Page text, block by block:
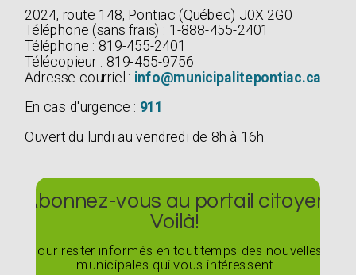
2024, route 148, Pontiac (Québec) J0X 2G0
Téléphone (sans frais) : 1-888-455-2401
Téléphone : 819-455-2401
Télécopieur : 819-455-9756
Adresse courriel : info@municipalitepontiac.ca
En cas d'urgence : 911
Ouvert du lundi au vendredi de 8h à 16h.
Abonnez-vous au portail citoyen
Voilà!
Pour rester informés en tout temps des nouvelles
municipales qui vous intéressent.